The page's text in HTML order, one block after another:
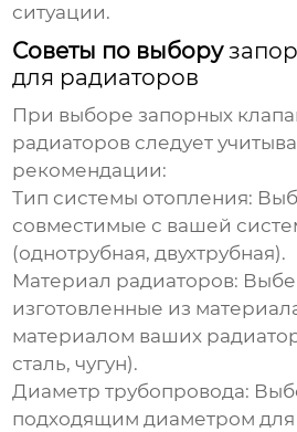
ситуации.
Советы по выбору
для радиаторов
При выборезапорных
радиаторов следует
рекомендации:
Тип системы отопления:
совместимые с вашей
(однотрубная, двухтрубная).
Материал радиаторов:
изготовленные из
материалом ваших
сталь, чугун).
Диаметр трубопровода:
подходящим диаметром